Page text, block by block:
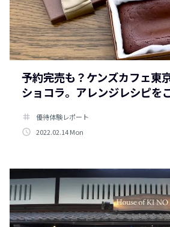
予約完売も？ケンズカフェ東
ショコラ。アレンジレシピを
tag
優待体験レポート
access_time 2022.02.14 Mon